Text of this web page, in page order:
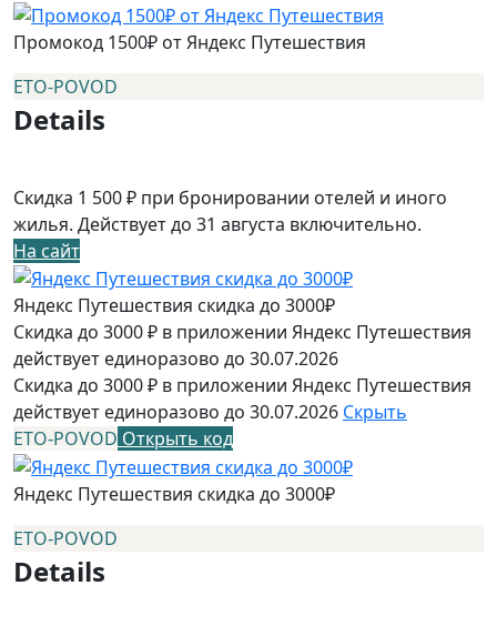
Промокод 1500₽ от Яндекс Путешествия
ETO-POVOD
Details
Скидка 1 500 ₽ при бронировании отелей и иного
жилья. Действует до 31 августа включительно.
На сайт
Яндекс Путешествия скидка до 3000₽
Скидка до 3000 ₽ в приложении Яндекс Путешествия
действует единоразово до 30.07.2026
Скидка до 3000 ₽ в приложении Яндекс Путешествия
действует единоразово до 30.07.2026 Скрыть
ETO-POVOD Открыть код
Яндекс Путешествия скидка до 3000₽
ETO-POVOD
Details